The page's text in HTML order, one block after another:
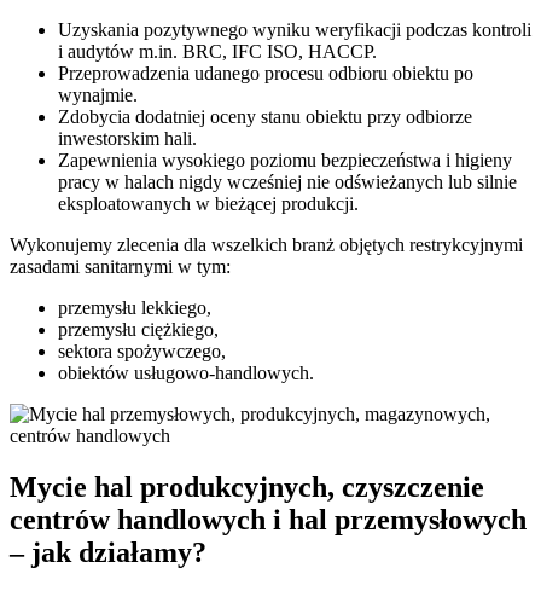
Uzyskania pozytywnego wyniku weryfikacji podczas kontroli
i audytów m.in. BRC, IFC ISO, HACCP.
Przeprowadzenia udanego procesu odbioru obiektu po
wynajmie.
Zdobycia dodatniej oceny stanu obiektu przy odbiorze
inwestorskim hali.
Zapewnienia wysokiego poziomu bezpieczeństwa i higieny
pracy w halach nigdy wcześniej nie odświeżanych lub silnie
eksploatowanych w bieżącej produkcji.
Wykonujemy zlecenia dla wszelkich branż objętych restrykcyjnymi
zasadami sanitarnymi w tym:
przemysłu lekkiego,
przemysłu ciężkiego,
sektora spożywczego,
obiektów usługowo-handlowych.
Mycie hal produkcyjnych, czyszczenie
centrów handlowych i hal przemysłowych
– jak działamy?